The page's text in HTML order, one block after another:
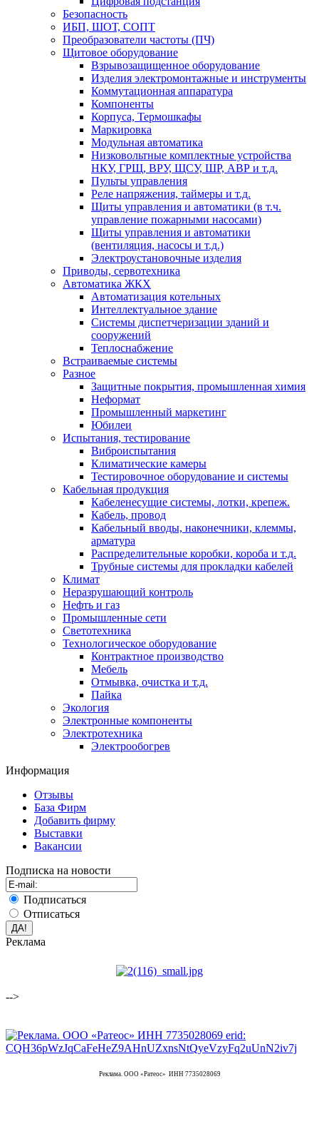
Безопасность
ИБП, ШОТ, СОПТ
Преобразователи частоты (ПЧ)
Щитовое оборудование
Взрывозащищенное оборудование
Изделия электромонтажные и инструменты
Коммутационная аппаратура
Компоненты
Корпуса, Термошкафы
Маркировка
Модульная автоматика
Низковольтные комплектные устройства
НКУ, ГРЩ, ВРУ, ЩСУ, ШР, АВР и т.д.
Пульты управления
Реле напряжения, таймеры и т.д.
Щиты управления и автоматики (в т.ч.
управление пожарными насосами)
Щиты управления и автоматики
(вентиляция, насосы и т.д.)
Электроустановочные изделия
Приводы, сервотехника
Автоматика ЖКХ
Автоматизация котельных
Интеллектуальное здание
Системы диспетчеризации зданий и
сооружений
Теплоснабжение
Встраиваемые системы
Разное
Защитные покрытия, промышленная химия
Неформат
Промышленный маркетинг
Юбилеи
Испытания, тестирование
Виброиспытания
Климатические камеры
Тестировочное оборудование и системы
Кабельная продукция
Кабеленесущие системы, лотки, крепеж.
Кабель, провод
Кабельный вводы, наконечники, клеммы,
арматура
Распределительные коробки, короба и т.д.
Трубные системы для прокладки кабелей
Климат
Неразрушающий контроль
Нефть и газ
Промышленные сети
Светотехника
Технологическое оборудование
Контрактное производство
Мебель
Отмывка, очистка и т.д.
Пайка
Экология
Электронные компоненты
Электротехника
Электрообогрев
Информация
Отзывы
База Фирм
Добавить фирму
Выставки
Вакансии
Подписка на новости
Подписаться
Отписаться
Реклама
-->
Реклама. ООО «Ратеос» ИНН 7735028069